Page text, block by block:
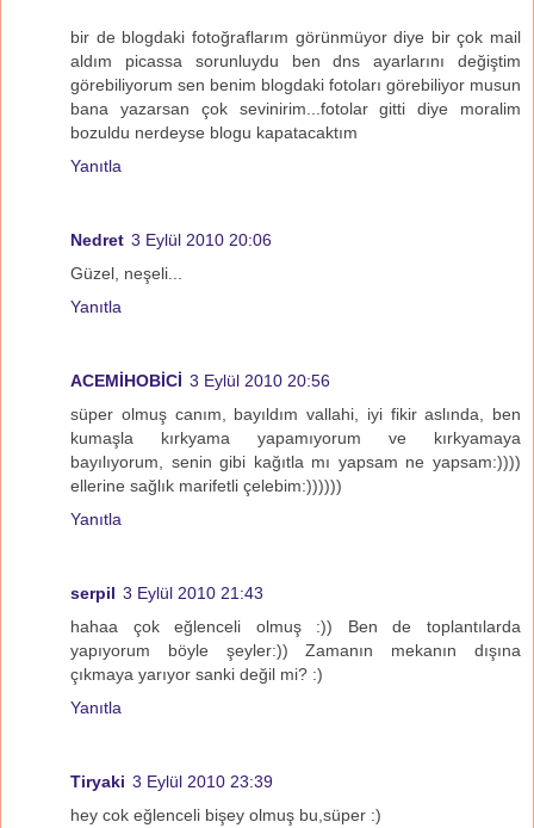
bir de blogdaki fotoğraflarım görünmüyor diye bir çok mail
aldım picassa sorunluydu ben dns ayarlarını değiştim
görebiliyorum sen benim blogdaki fotoları görebiliyor musun
bana yazarsan çok sevinirim...fotolar gitti diye moralim
bozuldu nerdeyse blogu kapatacaktım
Yanıtla
Nedret 3 Eylül 2010 20:06
Güzel, neşeli...
Yanıtla
ACEMİHOBİCİ 3 Eylül 2010 20:56
süper olmuş canım, bayıldım vallahi, iyi fikir aslında, ben
kumaşla kırkyama yapamıyorum ve kırkyamaya
bayılıyorum, senin gibi kağıtla mı yapsam ne yapsam:))))
ellerine sağlık marifetli çelebim:))))))
Yanıtla
serpil 3 Eylül 2010 21:43
hahaa çok eğlenceli olmuş :)) Ben de toplantılarda
yapıyorum böyle şeyler:)) Zamanın mekanın dışına
çıkmaya yarıyor sanki değil mi? :)
Yanıtla
Tiryaki 3 Eylül 2010 23:39
hey cok eğlenceli bişey olmuş bu,süper :)